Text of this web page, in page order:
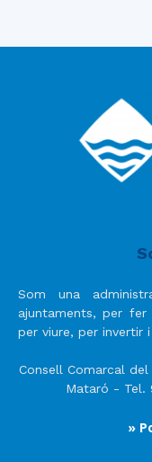
Som una
ajuntaments, per fer
per viure, per invertir
Consell Comarcal
Mataró - Tel.
»